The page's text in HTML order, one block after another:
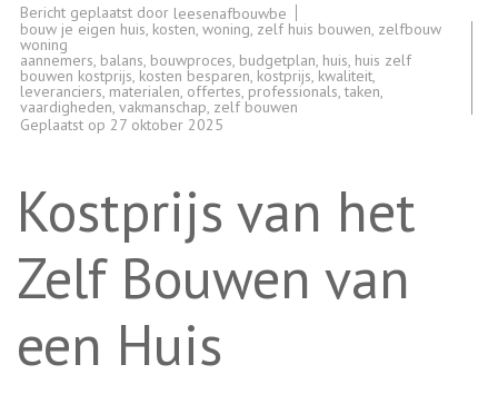
Bericht geplaatst door leesenafbouwbe
bouw je eigen huis, kosten, woning, zelf huis bouwen, zelfbouw
woning
aannemers, balans, bouwproces, budgetplan, huis, huis zelf
bouwen kostprijs, kosten besparen, kostprijs, kwaliteit,
leveranciers,materialen, offertes, professionals,taken,
vaardigheden, vakmanschap, zelf bouwen
Geplaatst op 27 oktober 2025
Kostprijs van het
Zelf Bouwen van
een Huis